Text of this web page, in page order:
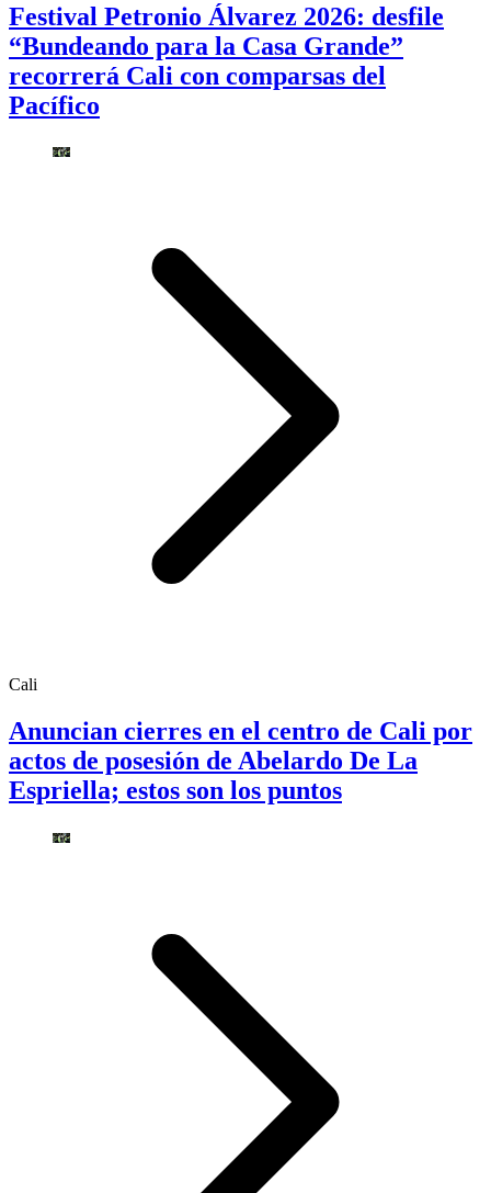
Festival Petronio Álvarez 2026: desfile
“Bundeando para la Casa Grande”
recorrerá Cali con comparsas del
Pacífico
Cali
Anuncian cierres en el centro de Cali por
actos de posesión de Abelardo De La
Espriella; estos son los puntos